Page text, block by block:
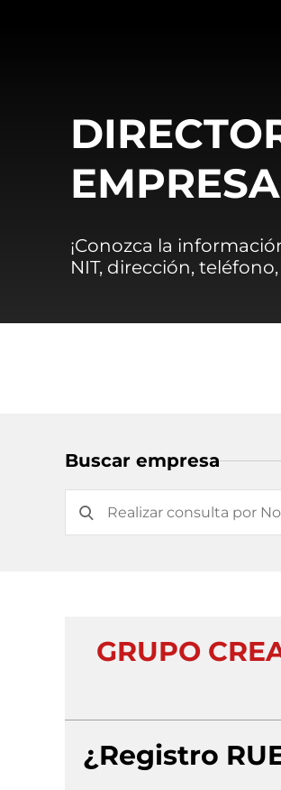
¡Conozca la
NIT, dirección,
Buscar empresa
GRUPO
¿Registro